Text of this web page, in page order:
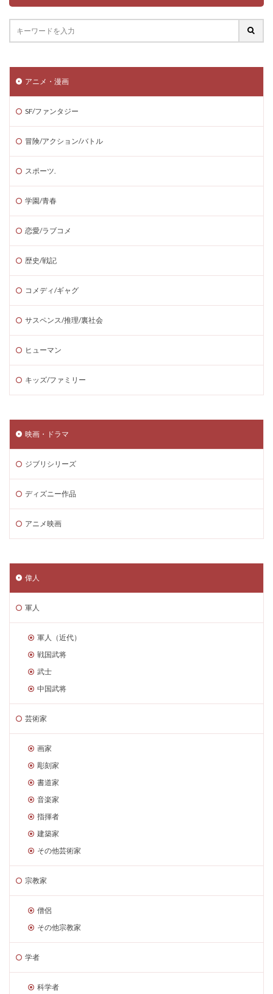
アニメ・漫画
SF/ファンタジー
冒険/アクション/バトル
スポーツ.
学園/青春
恋愛/ラブコメ
歴史/戦記
コメディ/ギャグ
サスペンス/推理/裏社会
ヒューマン
キッズ/ファミリー
映画・ドラマ
ジブリシリーズ
ディズニー作品
アニメ映画
偉人
軍人
軍人（近代）
戦国武将
武士
中国武将
芸術家
画家
彫刻家
書道家
音楽家
指揮者
建築家
その他芸術家
宗教家
僧侶
その他宗教家
学者
科学者